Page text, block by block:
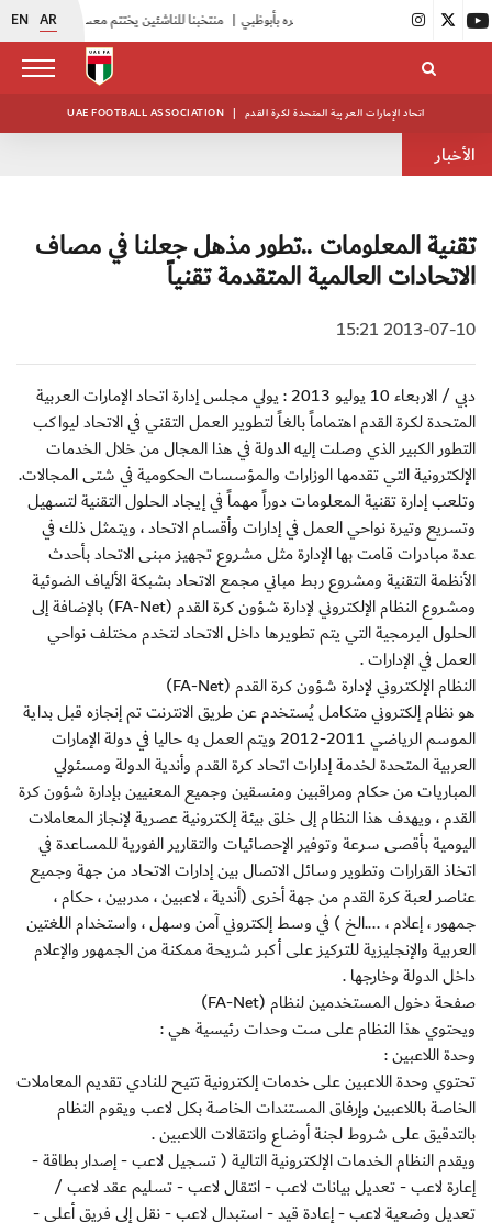
EN AR منتخبنا للناشئين يختتم معسكره الخارجي في صربيا |
UAE FOOTBALL ASSOCIATION | اتحاد الإمارات العربية المتحدة لكرة القدم
الأخبار
تقنية المعلومات ..تطور مذهل جعلنا في مصاف
الاتحادات العالمية المتقدمة تقنياً
2013-07-10 15:21
دبي / الاربعاء 10 يوليو 2013 : يولي مجلس إدارة اتحاد الإمارات العربية
المتحدة لكرة القدم اهتماماً بالغاً لتطوير العمل التقني في الاتحاد ليواكب
التطور الكبير الذي وصلت إليه الدولة في هذا المجال من خلال الخدمات
الإلكترونية التي تقدمها الوزارات والمؤسسات الحكومية في شتى المجالات.
وتلعب إدارة تقنية المعلومات دوراً مهماً في إيجاد الحلول التقنية لتسهيل
وتسريع وتيرة نواحي العمل في إدارات وأقسام الاتحاد ، ويتمثل ذلك في
عدة مبادرات قامت بها الإدارة مثل مشروع تجهيز مبنى الاتحاد بأحدث
الأنظمة التقنية ومشروع ربط مباني مجمع الاتحاد بشبكة الألياف الضوئية
ومشروع النظام الإلكتروني لإدارة شؤون كرة القدم (FA-Net) بالإضافة إلى
الحلول البرمجية التي يتم تطويرها داخل الاتحاد لتخدم مختلف نواحي
العمل في الإدارات .
النظام الإلكتروني لإدارة شؤون كرة القدم (FA-Net)
هو نظام إلكتروني متكامل يُستخدم عن طريق الانترنت تم إنجازه قبل بداية
الموسم الرياضي 2011-2012 ويتم العمل به حاليا في دولة الإمارات
العربية المتحدة لخدمة إدارات اتحاد كرة القدم وأندية الدولة ومسئولي
المباريات من حكام ومراقبين ومنسقين وجميع المعنيين بإدارة شؤون كرة
القدم ، ويهدف هذا النظام إلى خلق بيئة إلكترونية عصرية لإنجاز المعاملات
اليومية بأقصى سرعة وتوفير الإحصائيات والتقارير الفورية للمساعدة في
اتخاذ القرارات وتطوير وسائل الاتصال بين إدارات الاتحاد من جهة وجميع
عناصر لعبة كرة القدم من جهة أخرى (أندية ، لاعبين ، مدربين ، حكام ،
جمهور ، إعلام ، ....الخ ) في وسط إلكتروني آمن وسهل ، واستخدام اللغتين
العربية والإنجليزية للتركيز على أكبر شريحة ممكنة من الجمهور والإعلام
داخل الدولة وخارجها .
صفحة دخول المستخدمين لنظام (FA-Net)
ويحتوي هذا النظام على ست وحدات رئيسية هي :
وحدة اللاعبين :
تحتوي وحدة اللاعبين على خدمات إلكترونية تتيح للنادي تقديم المعاملات
الخاصة باللاعبين وإرفاق المستندات الخاصة بكل لاعب ويقوم النظام
بالتدقيق على شروط لجنة أوضاع وانتقالات اللاعبين .
ويقدم النظام الخدمات الإلكترونية التالية ( تسجيل لاعب - إصدار بطاقة -
إعارة لاعب - تعديل بيانات لاعب - انتقال لاعب - تسليم عقد لاعب /
تعديل وضعية لاعب - إعادة قيد - استبدال لاعب - نقل إلي فريق أعلى -